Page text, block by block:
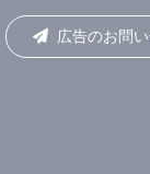
広告のお問